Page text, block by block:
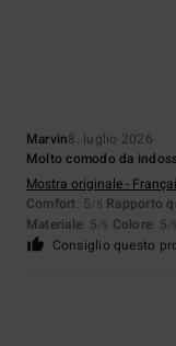
Marvin8. luglio 2026
Molto comodo da
Mostra originale -
Comfort: 5/5 Rapporto
Materiale: 5/5 Colore: 5/5
Consiglio questo